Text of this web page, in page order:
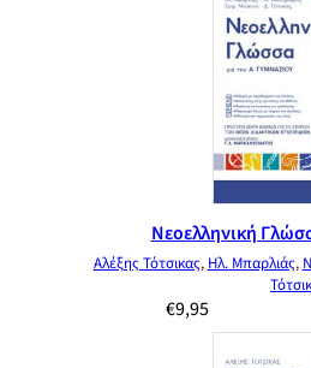
Νεοελληνική
Αλέξης Τότσικας, Ηλ. Μπαρλιάς,
€9,95